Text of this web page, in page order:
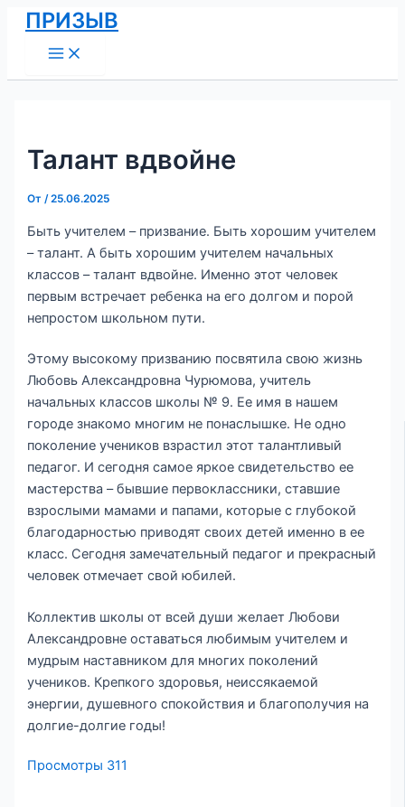
Перейти
содержимому
ПРИЗЫВ
Menu
Талант вдвойне
От/25.06.2025
Быть учителем – призвание. Быть хорошим учителем
– талант. А быть хорошим учителем начальных
классов – талант вдвойне. Именно этот человек
первым встречает ребенка на его долгом и порой
непростом школьном пути.
Этому высокому призванию посвятила свою жизнь
Любовь Александровна Чурюмова, учитель
начальных классов школы № 9. Ее имя в нашем
городе знакомо многим не понаслышке. Не одно
поколение учеников взрастил этот талантливый
педагог. И сегодня самое яркое свидетельство ее
мастерства – бывшие первоклассники, ставшие
взрослыми мамами и папами, которые с глубокой
благодарностью приводят своих детей именно в ее
класс. Сегодня замечательный педагог и прекрасный
человек отмечает свой юбилей.
Коллектив школы от всей души желает Любови
Александровне оставаться любимым учителем и
мудрым наставником для многих поколений
учеников. Крепкого здоровья, неиссякаемой
энергии, душевного спокойствия и благополучия на
долгие-долгие годы!
Просмотры 311
Навигация
по
записям